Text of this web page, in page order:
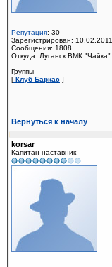
Репутация: 30
Зарегистрирован: 10.02.2011
Сообщения: 1808
Откуда: Луганск ВМК "Чайка"
Группы
[ Клуб Баркас ]
Вернуться к началу
korsar
Капитан наставник